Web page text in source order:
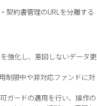
契約書管理のURLを分離する
強化し、意図しないデータ更
制限中や非対応ファンドに対
ガードの適用を行い、操作の